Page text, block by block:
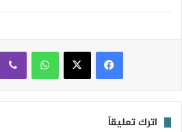
واتساب
اترك تعليقاً